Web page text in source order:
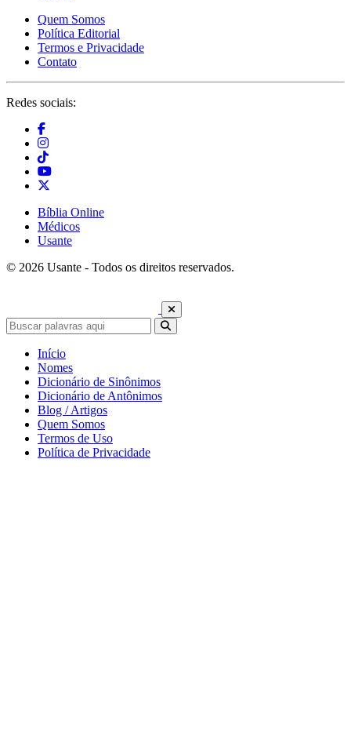
Quem Somos
Política Editorial
Termos e Privacidade
Contato
Redes sociais:
Bíblia Online
Médicos
Usante
© 2026 Usante - Todos os direitos reservados.
Início
Nomes
Dicionário de Sinônimos
Dicionário de Antônimos
Blog / Artigos
Quem Somos
Termos de Uso
Política de Privacidade